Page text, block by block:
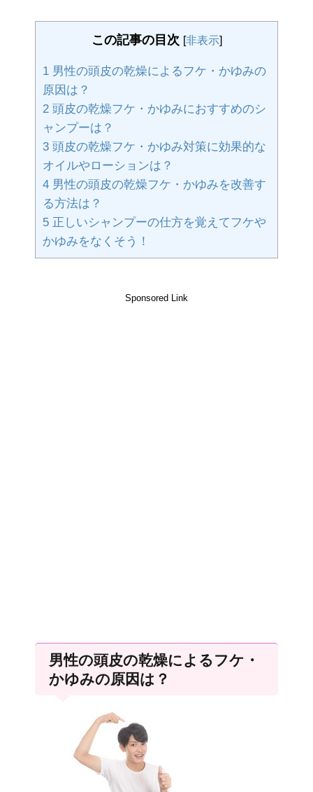
この記事の目次 [非表示]
1 男性の頭皮の乾燥によるフケ・かゆみの
原因は？
2 頭皮の乾燥フケ・かゆみにおすすめのシ
ャンプーは？
3 頭皮の乾燥フケ・かゆみ対策に効果的な
オイルやローションは？
4 男性の頭皮の乾燥フケ・かゆみを改善す
る方法は？
5 正しいシャンプーの仕方を覚えてフケや
かゆみをなくそう！
Sponsored Link
男性の頭皮の乾燥によるフケ・
かゆみの原因は？